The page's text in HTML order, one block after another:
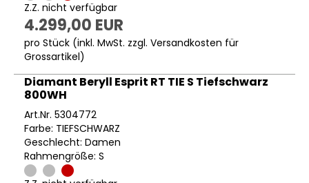
Z.Z. nicht verfügbar
4.299,00 EUR
pro Stück (inkl. MwSt. zzgl. Versandkosten für
Grossartikel)
Diamant Beryll Esprit RT TIE S Tiefschwarz
800WH
Art.Nr. 5304772
Farbe: TIEFSCHWARZ
Geschlecht: Damen
Rahmengröße: S